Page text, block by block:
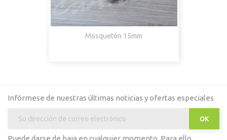
Mosquetón 15mm
Infórmese de nuestras últimas noticias y ofertas especiales